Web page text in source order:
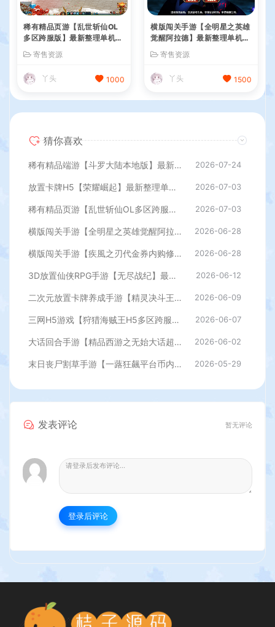
稀有精品页游【乱世斩仙OL
多区跨服版】最新整理单机一
键即玩镜像端+Linux手工服
务端+网页注册+网页商城+C
DK授权后台+详细搭建教程
寄售资源
丫头 1000
横版闯关手游【全明星之英雄
觉醒阿拉德】最新整理单机一
键即玩端+Linux手工服务端+
JAVA管理后台+GM授权后台
+安卓苹果双端+详细搭建教
程
寄售资源
丫头 1500
猜你喜欢
稀有精品端游【斗罗大陆本地版】最新整理Win系服务端+PC客户端+网页注册+CDK授权后台+管理后台+详细搭建教程 2026-07-24
放置卡牌H5【荣耀崛起】最新整理单机一键即玩端+Linux手工服务端+CDK授权后台+简易安卓+详细搭建教程+全套源码 2026-07-03
稀有精品页游【乱世斩仙OL多区跨服版】最新整理单机一键即玩镜像端+Linux手工服务端+网页注册+网页商城+CDK授权后台+详细搭建教程 2026-07-03
横版闯关手游【全明星之英雄觉醒阿拉德】最新整理单机一键即玩端+Linux手工服务端+JAVA管理后台+GM授权后台+安卓苹果双端+详细搭建教程 2026-06-28
横版闯关手游【疾風之刃代金券内购修复版】最新整理单机一键即玩镜像端+Linux手工服务端+安卓苹果双端+CDK授权后台+前后端全套源码+详细搭建教程 2026-06-28
3D放置仙侠RPG手游【无尽战纪】最新整理单机一键即玩镜像端+Linux手工服务端+安卓+运营后台+管理后台+CDK授权后台+详细搭建教程+全套源码 2026-06-12
二次元放置卡牌养成手游【精灵决斗王/超萌陆战队内购版】最新整理单机一键即玩镜像端+Linux手工服务端+安卓+CDK授权后台+详细搭建教程+视频教程+全套源码 2026-06-09
三网H5游戏【狩猎海贼王H5多区跨服代金券内购版】最新整理单机一键即玩镜像端+Linux手工服务端+新管理后台+CDK授权后台+简易安卓客户端+详细搭建教程 2026-06-07
大话回合手游【精品西游之无始大话超变无上限属性】最新整理单机一键即玩端+Linux手工服务端+安卓+神兔后台+详细搭建教程 2026-06-02
末日丧尸割草手游【一蕗狂飆平台币内购408关版】最新整理单机一键即玩镜像端+Linux手工服务端+多区+网页注册+管理后台+代理后台+商城后台+CDK授权后台+安卓苹果双端+详细搭建教程 2026-05-29
发表评论 暂无评论
登录后评论